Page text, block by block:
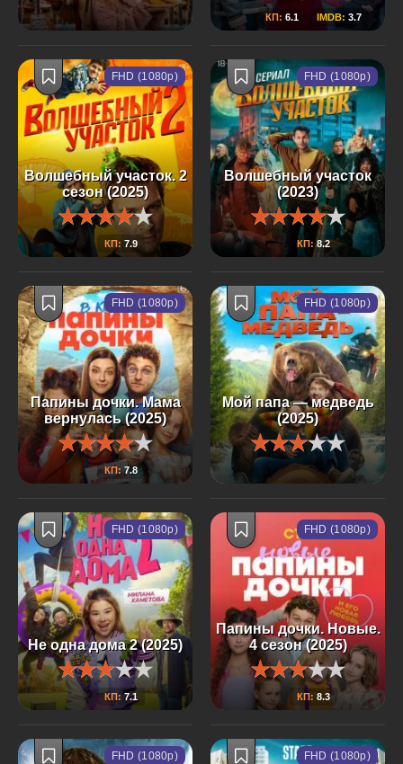
КП: 6.1 IMDB: 3.7
Волшебный участок. 2
сезон (2025)
КП: 7.9
FHD (1080p)
Волшебный участок
(2023)
КП:8.2
FHD (1080p)
Папины дочки. Мама
вернулась (2025)
КП: 7.8
FHD (1080p)
Мой папа — медведь
(2025)
FHD (1080p)
Не одна дома 2 (2025)
КП:7.1
FHD (1080p)
Папины дочки. Новые.
4 сезон (2025)
КП: 8.3
FHD (1080p)
FHD (1080p) FHD (1080p)